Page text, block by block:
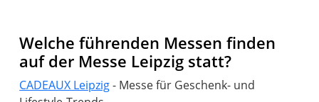
Welche führenden Messen finden
auf der Messe Leipzig statt?
CADEAUX Leipzig- Messe für Geschenk- und